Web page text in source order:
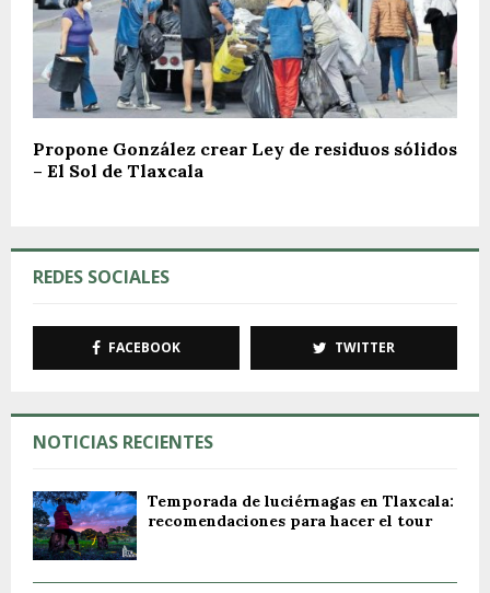
Propone González crear Ley de residuos sólidos
– El Sol de Tlaxcala
REDES SOCIALES
FACEBOOK TWITTER
NOTICIAS RECIENTES
Temporada de luciérnagas en Tlaxcala:
recomendaciones para hacer el tour